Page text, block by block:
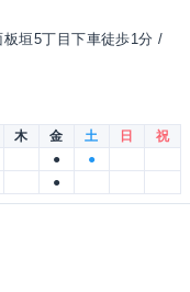
垣5丁目下車徒歩1分 /
木 金 土 日
祝
●
●
●